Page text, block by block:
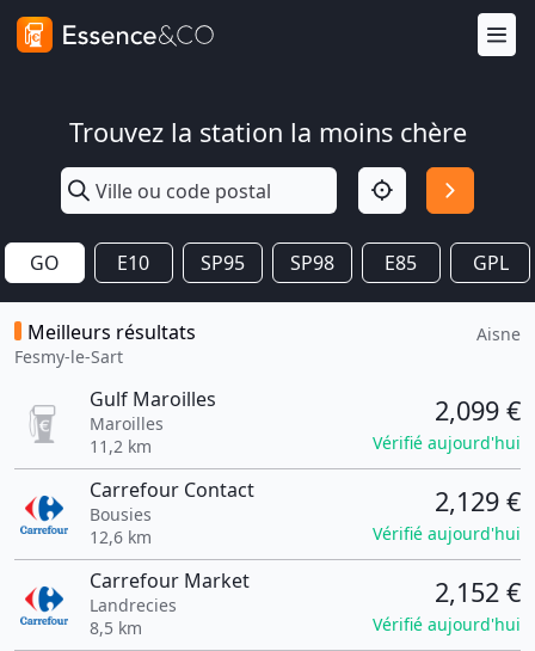
Trouvez la station la moins chère
GO E10 SP95 SP98 E85 GPL
Meilleurs résultats
Fesmy-le-Sart
Aisne
Gulf Maroilles
Maroilles
11,2 km
2,099 €
Vérifié aujourd'hui
Carrefour Contact
Bousies
12,6 km
2,129 €
Vérifié aujourd'hui
Carrefour Market
Landrecies
8,5 km
2,152 €
Vérifié aujourd'hui